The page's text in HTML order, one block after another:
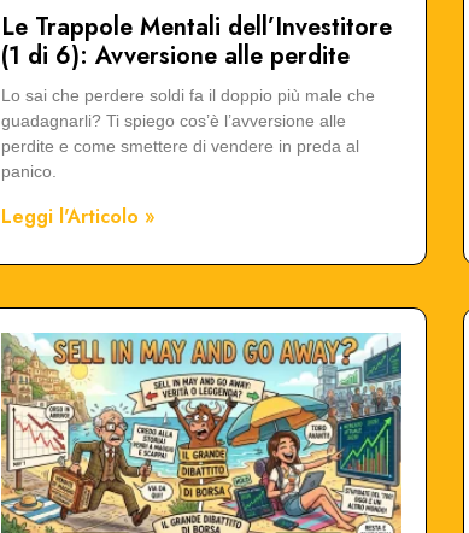
Le Trappole Mentali dell’Investitore
(1 di 6): Avversione alle perdite
Lo sai che perdere soldi fa il doppio più male che
guadagnarli? Ti spiego cos’è l’avversione alle
perdite e come smettere di vendere in preda al
panico.
Leggi l'Articolo »